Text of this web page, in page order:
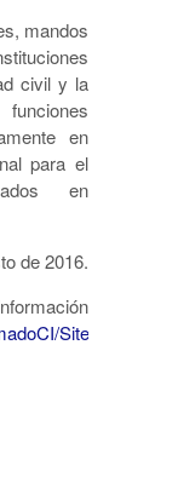
mandos
civil y la
en
para el
en
de 2016.
SitePages/